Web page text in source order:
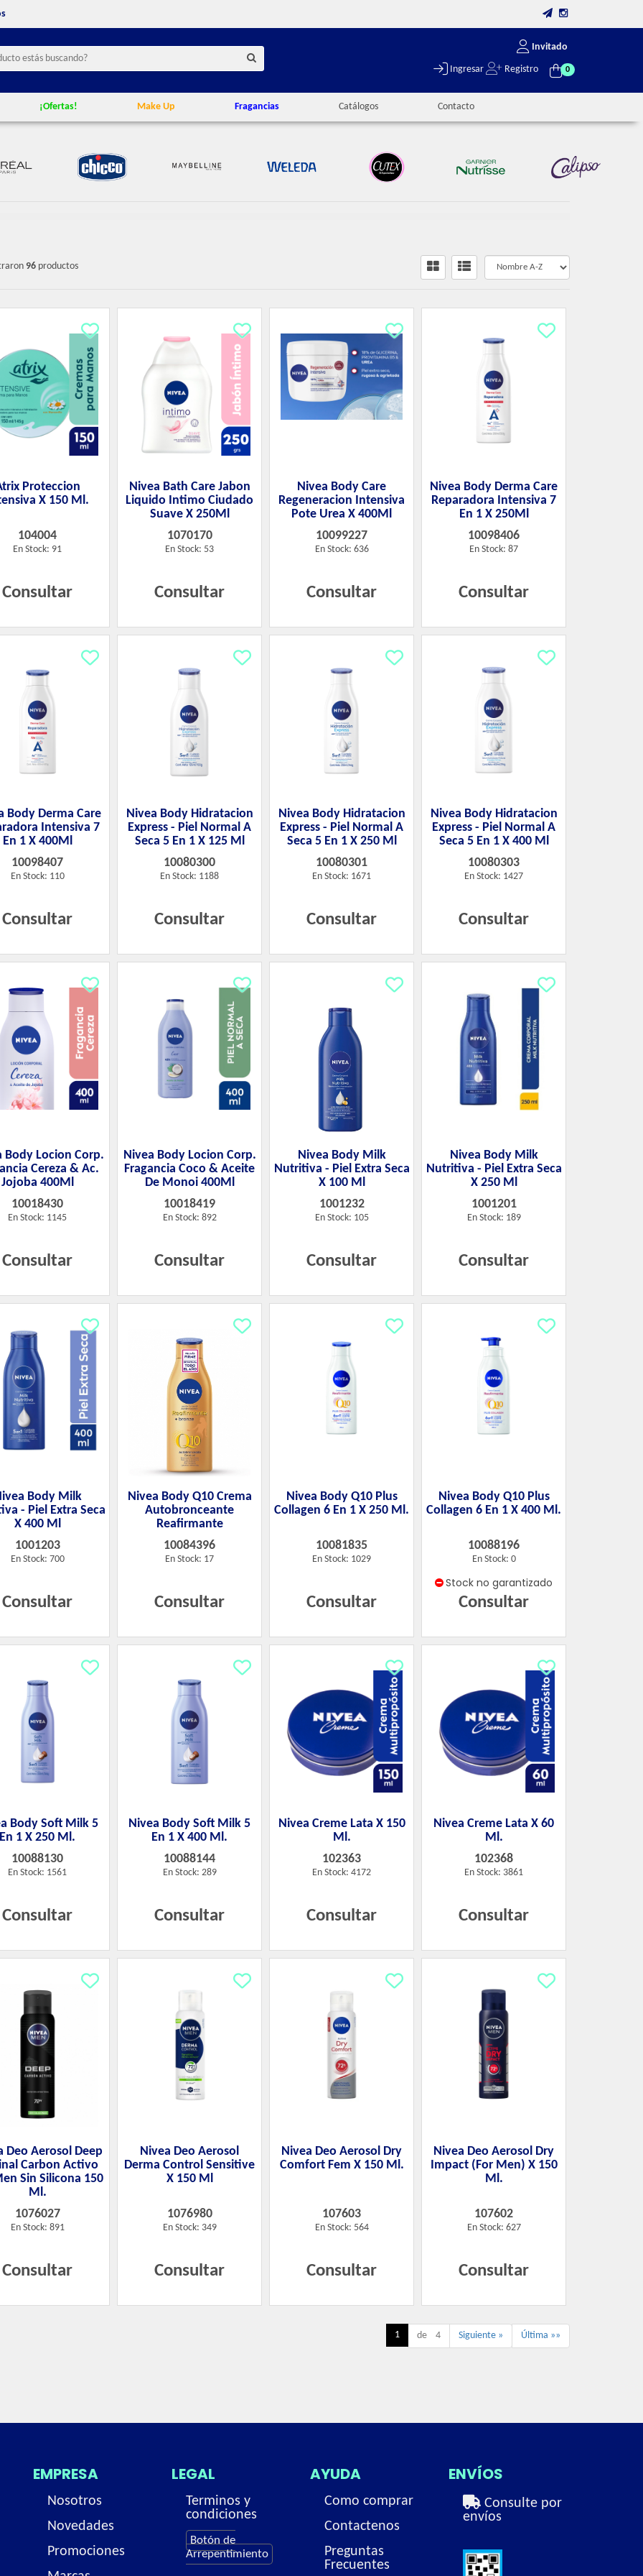
Invitado
Ingresar Registro 0
¡Ofertas! Make Up Fragancias Catálogos Contacto
96 productos
Proteccion
X 150 Ml.
104004
En Stock: 91
Consultar
Nivea Bath Care Jabon
Liquido Intimo Ciudado
Suave X 250Ml
1070170
En Stock: 53
Consultar
Nivea Body Care
Regeneracion Intensiva
Pote Urea X 400Ml
10099227
En Stock: 636
Consultar
Nivea Body Derma Care
Reparadora Intensiva 7
En 1 X 250Ml
10098406
En Stock: 87
Consultar
Body Derma Care
Intensiva 7
En 1 X 400Ml
10098407
En Stock: 110
Consultar
Nivea Body Hidratacion
Express - Piel Normal A
Seca 5 En 1 X 125 Ml
10080300
En Stock: 1188
Consultar
Nivea Body Hidratacion
Express - Piel Normal A
Seca 5 En 1 X 250 Ml
10080301
En Stock: 1671
Consultar
Nivea Body Hidratacion
Express - Piel Normal A
Seca 5 En 1 X 400 Ml
10080303
En Stock: 1427
Consultar
Body Locion Corp.
Cereza & Ac.
Jojoba 400Ml
10018430
En Stock: 1145
Consultar
Nivea Body Locion Corp.
Fragancia Coco & Aceite
De Monoi 400Ml
10018419
En Stock: 892
Consultar
Nivea Body Milk
Nutritiva - Piel Extra Seca
X 100 Ml
1001232
En Stock: 105
Consultar
Nivea Body Milk
Nutritiva - Piel Extra Seca
X 250 Ml
1001201
En Stock: 189
Consultar
Body Milk
- Piel Extra Seca
X 400 Ml
1001203
En Stock: 700
Consultar
Nivea Body Q10 Crema
Autobronceante
Reafirmante
10084396
En Stock: 17
Consultar
Nivea Body Q10 Plus
Collagen 6 En 1 X 250 Ml.
10081835
En Stock: 1029
Consultar
Nivea Body Q10 Plus
Collagen 6 En 1 X 400 Ml.
10088196
En Stock: 0
Stock no garantizado
Consultar
Body Soft Milk 5
En 1 X 250 Ml.
10088130
En Stock: 1561
Consultar
Nivea Body Soft Milk 5
En 1 X 400 Ml.
10088144
En Stock: 289
Consultar
Nivea Creme Lata X 150
Ml.
102363
En Stock: 4172
Consultar
Nivea Creme Lata X 60
Ml.
102368
En Stock: 3861
Consultar
Deo Aerosol Deep
Carbon Activo
Sin Silicona 150
Ml.
1076027
En Stock: 891
Consultar
Nivea Deo Aerosol
Derma Control Sensitive
X 150 Ml
1076980
En Stock: 349
Consultar
Nivea Deo Aerosol Dry
Comfort Fem X 150 Ml.
107603
En Stock: 564
Consultar
Nivea Deo Aerosol Dry
Impact (For Men) X 150
Ml.
107602
En Stock: 627
Consultar
1 de 4 Siguiente » Última »»
EMPRESA
Nosotros
Novedades
Promociones
LEGAL
Terminos y
condiciones
Botón de
Arrepentimiento
AYUDA
Como comprar
Contactenos
Preguntas
Frecuentes
ENVÍOS
Consulte por
envíos